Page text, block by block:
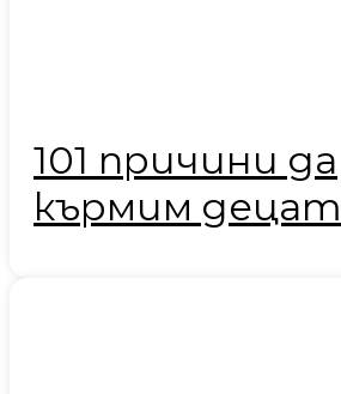
101 причини да
кърмим